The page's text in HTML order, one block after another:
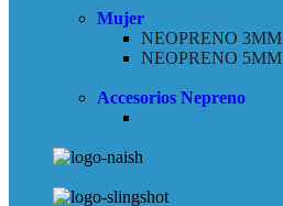
Mujer
NEOPRENO 3MM
NEOPRENO 5MM
Accesorios Nepreno